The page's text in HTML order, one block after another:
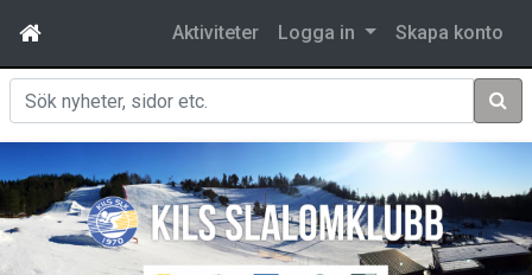
Aktiviteter Logga in Skapa konto
Sök